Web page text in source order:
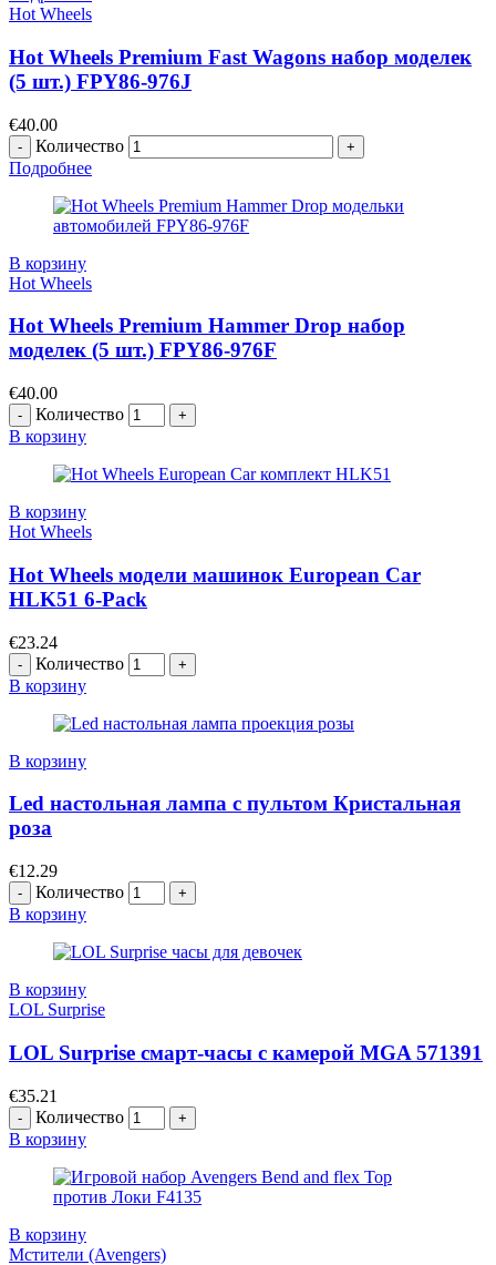
Hot Wheels
Hot Wheels Premium Fast Wagons набор моделек
(5 шт.) FPY86-976J
€40.00
Количество
Подробнее
В корзину
Hot Wheels
Hot Wheels Premium Hammer Drop набор
моделек (5 шт.) FPY86-976F
€40.00
Количество
В корзину
В корзину
Hot Wheels
Hot Wheels модели машинок European Car
HLK51 6-Pack
€23.24
Количество
В корзину
В корзину
Led настольная лампа с пультом Кристальная
роза
€12.29
Количество
В корзину
В корзину
LOL Surprise
LOL Surprise смарт-часы с камерой MGA 571391
€35.21
Количество
В корзину
В корзину
Мстители (Avengers)